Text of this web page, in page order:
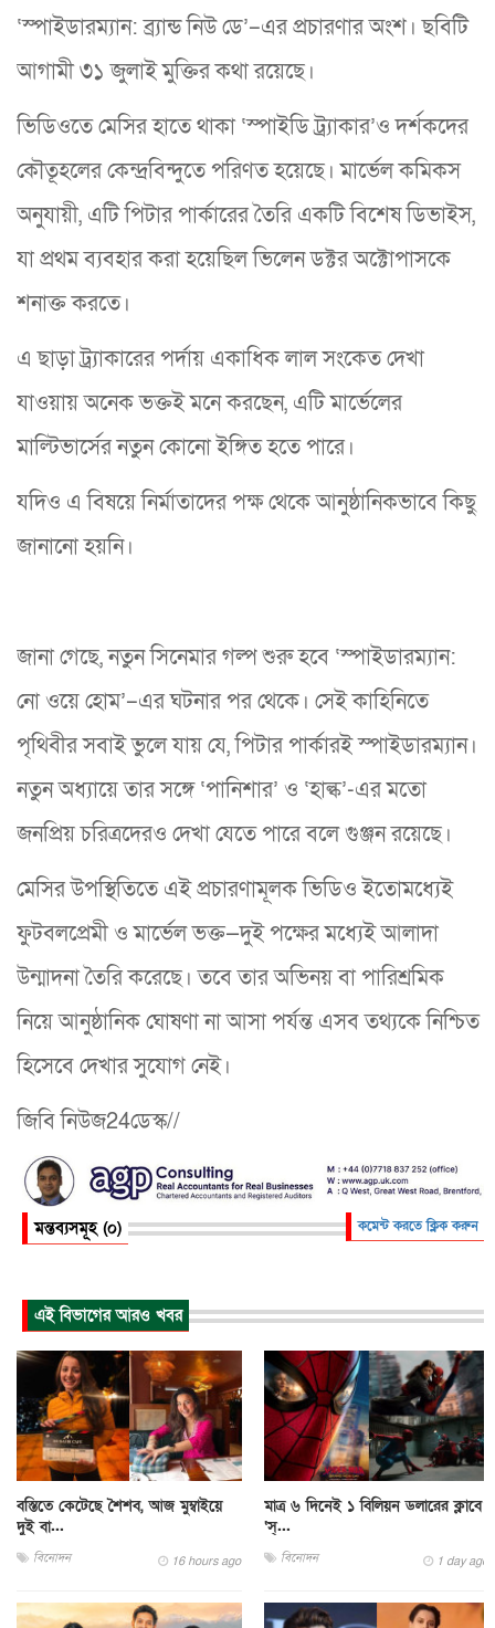
‘স্পাইডারম্যান: ব্র্যান্ড নিউ ডে’–এর প্রচারণার অংশ। ছবিটি
আগামী ৩১ জুলাই মুক্তির কথা রয়েছে।
ভিডিওতে মেসির হাতে থাকা ‘স্পাইডি ট্র্যাকার’ও দর্শকদের
কৌতূহলের কেন্দ্রবিন্দুতে পরিণত হয়েছে। মার্ভেল কমিকস
অনুযায়ী, এটি পিটার পার্কারের তৈরি একটি বিশেষ ডিভাইস,
যা প্রথম ব্যবহার করা হয়েছিল ভিলেন ডক্টর অক্টোপাসকে
শনাক্ত করতে।
এ ছাড়া ট্র্যাকারের পর্দায় একাধিক লাল সংকেত দেখা
যাওয়ায় অনেক ভক্তই মনে করছেন, এটি মার্ভেলের
মাল্টিভার্সের নতুন কোনো ইঙ্গিত হতে পারে।
যদিও এ বিষয়ে নির্মাতাদের পক্ষ থেকে আনুষ্ঠানিকভাবে কিছু
জানানো হয়নি।
জানা গেছে, নতুন সিনেমার গল্প শুরু হবে ‘স্পাইডারম্যান:
নো ওয়ে হোম’–এর ঘটনার পর থেকে। সেই কাহিনিতে
পৃথিবীর সবাই ভুলে যায় যে, পিটার পার্কারই স্পাইডারম্যান।
নতুন অধ্যায়ে তার সঙ্গে ‘পানিশার’ ও ‘হাল্ক’-এর মতো
জনপ্রিয় চরিত্রদেরও দেখা যেতে পারে বলে গুঞ্জন রয়েছে।
মেসির উপস্থিতিতে এই প্রচারণামূলক ভিডিও ইতোমধ্যেই
ফুটবলপ্রেমী ও মার্ভেল ভক্ত—দুই পক্ষের মধ্যেই আলাদা
উন্মাদনা তৈরি করেছে। তবে তার অভিনয় বা পারিশ্রমিক
নিয়ে আনুষ্ঠানিক ঘোষণা না আসা পর্যন্ত এসব তথ্যকে নিশ্চিত
হিসেবে দেখার সুযোগ নেই।
জিবি নিউজ24ডেস্ক//
মন্তব্যসমূহ (০) কমেন্ট করতে ক্লিক করুন
এই বিভাগের আরও খবর
বস্তিতে কেটেছে শৈশব, আজ মুম্বাইয়ে
দুই বা...
বিনোদন 16 hours ago
মাত্র ৬ দিনেই ১ বিলিয়ন ডলারের ক্লাবে
‘স্...
বিনোদন 1 day ago